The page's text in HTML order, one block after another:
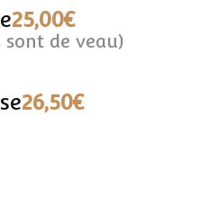
25,00€
sont de veau)
26,50€